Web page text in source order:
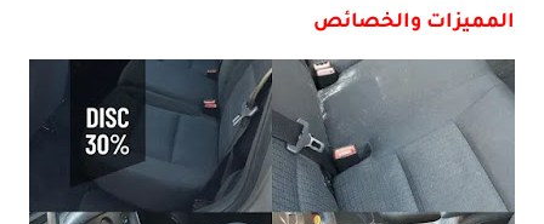
المميزات والخصائص